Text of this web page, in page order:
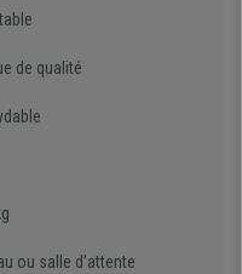
de qualité
ou salle d’attente